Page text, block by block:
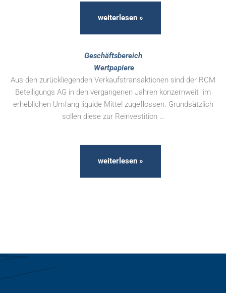
weiterlesen »
Geschäftsbereich
Wertpapiere
Aus den zurückliegenden Verkaufstransaktionen sind der RCM
Beteiligungs AG in den vergangenen Jahren konzernweit im
erheblichen Umfang liquide Mittel zugeflossen. Grundsätzlich
sollen diese zur Reinvestition …
weiterlesen »